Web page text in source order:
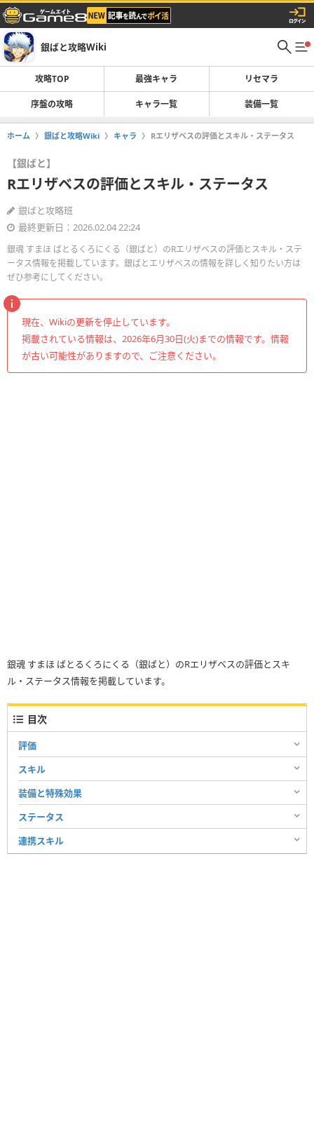
銀ばと攻略Wiki
攻略TOP 最強キャラ リセマラ
序盤の攻略 キャラ一覧 装備一覧
ホーム 銀ばと攻略Wiki キャラ Rエリザベスの評価とスキル・ステータス
【銀ばと】
Rエリザベスの評価とスキル・ステータス
銀ばと攻略班
最終更新日：2026.02.04 22:24
銀魂 すまほ ばとるくろにくる（銀ばと）のRエリザベスの評価とスキル・ステ
ータス情報を掲載しています。銀ばとエリザベスの情報を詳しく知りたい方は
ぜひ参考にしてください。
現在、Wikiの更新を停止しています。
掲載されている情報は、2026年6月30日(火)までの情報です。情報
が古い可能性がありますので、ご注意ください。
銀魂 すまほ ばとるくろにくる（銀ばと）のRエリザベスの評価とスキ
ル・ステータス情報を掲載しています。
目次
評価
スキル
装備と特殊効果
ステータス
連携スキル